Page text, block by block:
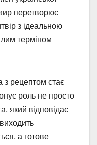
перетворює
з ідеальною
терміном
з рецептом стає
роль не просто
який відповідає
а готове